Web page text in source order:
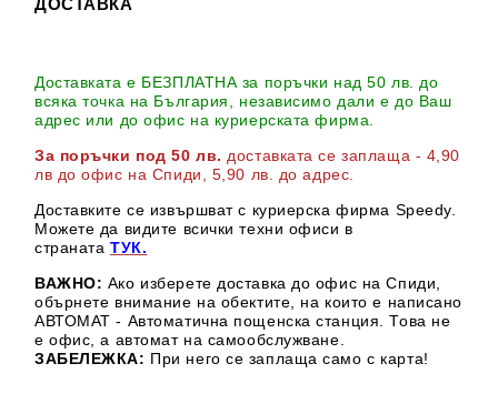
ДОСТАВКА
Доставката е БЕЗПЛАТНА за поръчки над 50 лв. до
всяка точка на България, независимо дали е до Ваш
адрес или до офис на куриерската фирма.
За поръчки под 50 лв. доставката се заплаща - 4,90
лв до офис на Спиди
, 5,90 лв. до адрес
Доставките се извършват с куриерска фирма Speedy.
Можете да видите всички техни офиси в
страната ТУК.
ВАЖНО: Ако изберете доставка до офис на Спиди,
обърнете внимание на обектите, на които е написано
АВТОМАТ - Автоматична пощенска станция. Това не
е офис, а автомат на самообслужване.
ЗАБЕЛЕЖКА: При него се заплаща само с карта!